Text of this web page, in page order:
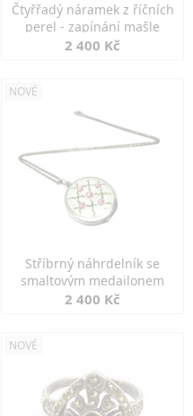
Čtyřřadý náramek z říčních
perel - zapínání mašle
2 400 Kč
NOVÉ
Stříbrný náhrdelník se
smaltovým medailonem
2 400 Kč
NOVÉ